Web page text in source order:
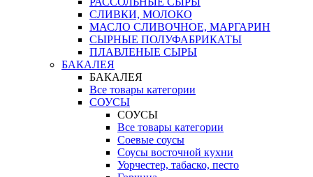
СЛИВКИ, МОЛОКО
МАСЛО СЛИВОЧНОЕ, МАРГАРИН
СЫРНЫЕ ПОЛУФАБРИКАТЫ
ПЛАВЛЕНЫЕ СЫРЫ
БАКАЛЕЯ
БАКАЛЕЯ
Все товары категории
СОУСЫ
СОУСЫ
Все товары категории
Соевые соусы
Соусы восточной кухни
Уорчестер, табаско, песто